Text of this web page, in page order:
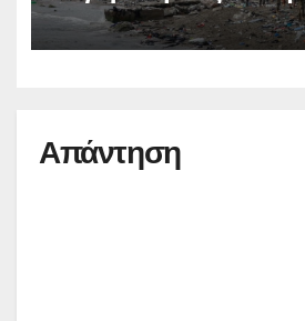
μεταναστευτική κρίση
Απάντηση